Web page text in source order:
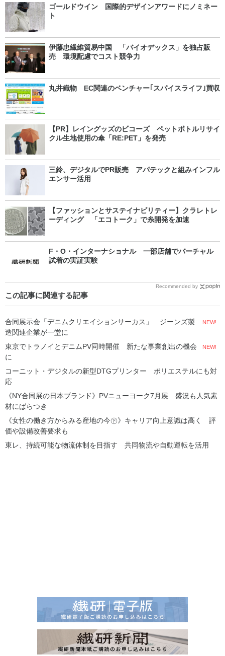
ゴールドウイン 国際的デザインアワードにノミネー
ト
伊藤忠繊維貿易中国 「バイオデックス」を独占販
売 環境配慮でコスト競争力
丸井織物 EC関連のベンチャー｢スパイスライフ｣買収
【PR】レイングッズのビコーズ ペットボトルリサイ
クル生地使用の傘「RE:PET」を発売
三鈴、デジタルでPR販売 アパテックと組みインフル
エンサー活用
【ファッションとサステイナビリティー】クラレトレ
ーディング 「エコトーク」で糸開発を加速
F・O・インターナショナル 一部店舗でバーチャル
試着の実証実験
Recommended by
この記事に関連する記事
合同展示会「デニムクリエイションサーカス」 ジーンズ製
造関連企業が一堂に
NEW!
東京でトラノイとデニムPV同時開催 新たな事業創出の機会
に
NEW!
コーニット・デジタルの新型DTGプリンター ポリエステルにも対
応
《NY合同展の日本ブランド》PVニューヨーク7月展 盛況も人気素
材にばらつき
《女性の働き方からみる産地の今㊦》キャリア向上意識は高く 評
価や設備改善要求も
東レ、持続可能な物流体制を目指す 共同物流や自動運転を活用